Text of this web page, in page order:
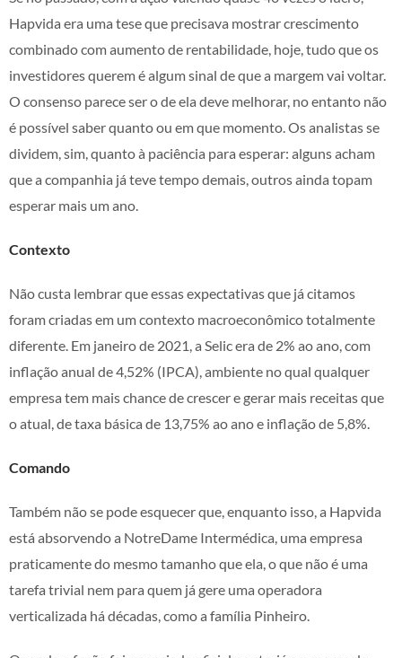
Hapvida era uma tese que precisava mostrar crescimento
combinado com aumento de rentabilidade, hoje, tudo que os
investidores querem é algum sinal de que a margem vai voltar.
O consenso parece ser o de ela deve melhorar, no entanto não
é possível saber quanto ou em que momento. Os analistas se
dividem, sim, quanto à paciência para esperar: alguns acham
que a companhia já teve tempo demais, outros ainda topam
esperar mais um ano.
Contexto
Não custa lembrar que essas expectativas que já citamos
foram criadas em um contexto macroeconômico totalmente
diferente. Em janeiro de 2021, a Selic era de 2% ao ano, com
inflação anual de 4,52% (IPCA), ambiente no qual qualquer
empresa tem mais chance de crescer e gerar mais receitas que
o atual, de taxa básica de 13,75% ao ano e inflação de 5,8%.
Comando
Também não se pode esquecer que, enquanto isso, a Hapvida
está absorvendo a NotreDame Intermédica, uma empresa
praticamente do mesmo tamanho que ela, o que não é uma
tarefa trivial nem para quem já gere uma operadora
verticalizada há décadas, como a família Pinheiro.